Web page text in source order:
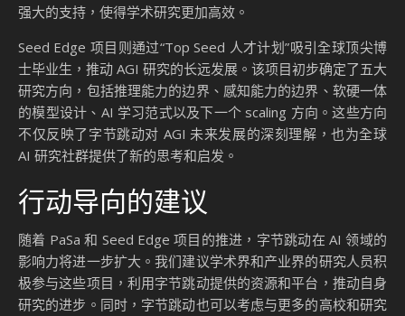
强大的支持，使得学术研究更加高效。
Seed Edge 项目则通过“Top Seed 人才计划”吸引全球顶尖博
士毕业生，推动 AGI 研究的长远发展。该项目初步确定了五大
研究方向，包括推理能力的边界、感知能力的边界、软硬一体
的模型设计、AI 学习范式以及下一个 scaling 方向。这些方向
不仅反映了字节跳动对 AGI 未来发展的深刻理解，也为全球
AI 研究社群提供了新的思考和启发。
行动导向的建议
随着 PaSa 和 Seed Edge 项目的推进，字节跳动在 AI 领域的
影响力将进一步扩大。我们建议学术界和产业界的研究人员积
极参与这些项目，利用字节跳动提供的资源和平台，推动自身
研究的进步。同时，字节跳动也可以考虑与更多的高校和研究